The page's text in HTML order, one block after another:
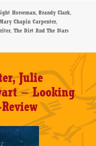
Horseman,Brandy Clark,
Chapin Carpenter,
,The Dirt And The Stars
Carpenter – Personal History – CD-
Julie
– Looking